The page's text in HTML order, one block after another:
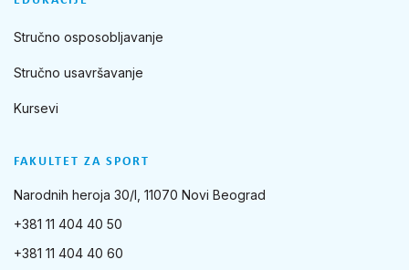
FAKULTET ZA SPORT
Narodnih heroja 30/I, 11070 Novi Beograd
+381 11 404 40 50
+381 11 404 40 60
Stručno osposobljavanje
Stručno usavršavanje
Kursevi